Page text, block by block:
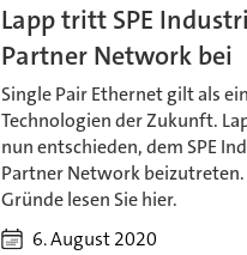
Lapp tritt SPE
Partner Network bei
Single Pair Ethernet gilt als
Technologien der Zukunft.
nun entschieden, dem SPE
Partner Network beizutreten.
Gründe lesen Sie hier.
6. August 2020